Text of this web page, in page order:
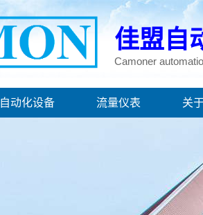
佳盟自
Camoner
自动化设备 流量仪表 关